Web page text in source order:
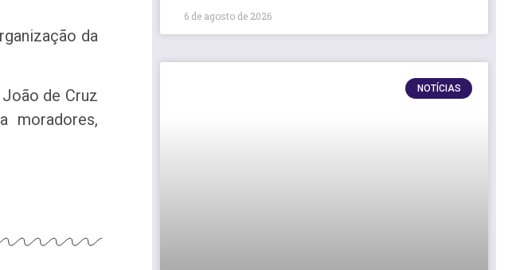
da
de Cruz
moradores,
6 de agosto de 2026
NOTÍCIAS